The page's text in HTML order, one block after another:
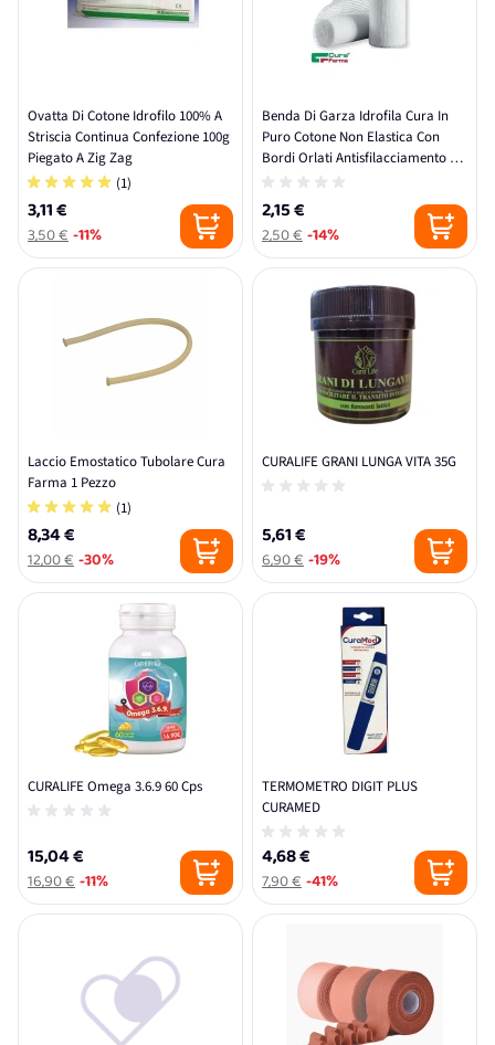
Ovatta Di Cotone Idrofilo 100% A
Striscia Continua Confezione 100g
Piegato A Zig Zag
(1)
3,11 €
3,50 €-11%
Benda Di Garza Idrofila Cura In
Puro Cotone Non Elastica Con
Bordi Orlati Antisfilacciamento 5 X
500 Cm
2,15 €
2,50 €-14%
Laccio Emostatico Tubolare Cura
Farma 1 Pezzo
(1)
8,34 €
12,00 €-30%
CURALIFE GRANI LUNGA VITA 35G
5,61 €
6,90 €-19%
CURALIFE Omega 3.6.9 60 Cps
15,04 €
16,90 €-11%
TERMOMETRO DIGIT PLUS
CURAMED
4,68 €
7,90 €-41%